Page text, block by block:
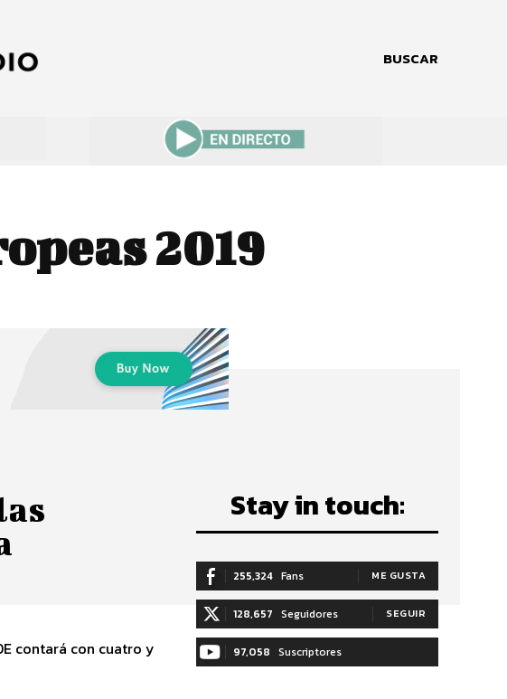
BUSCAR
2019
contará con cuatro y
Stay in touch:
255,324 Fans ME GUSTA
128,657 Seguidores SEGUIR
97,058 Suscriptores